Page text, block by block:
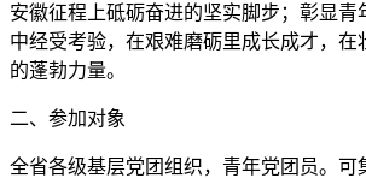
安徽征程上砥砺奋进的坚实脚步；彰显青
中经受考验，在艰难磨砺里成长成才，在
的蓬勃力量。
二、参加对象
全省各级基层党团组织，青年党团员。可